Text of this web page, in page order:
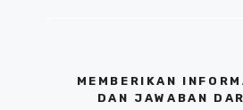
MEMBERIKAN
DAN JAWABAN